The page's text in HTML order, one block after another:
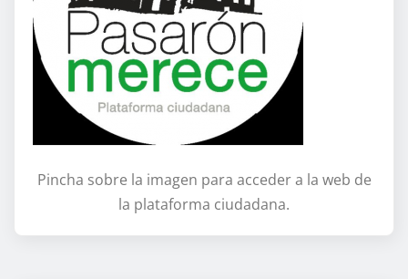
Pincha sobre la imagen para acceder a la web de
la plataforma ciudadana.